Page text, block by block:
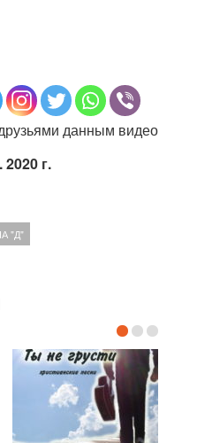
данным видео
г.
"Д"